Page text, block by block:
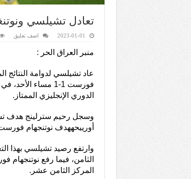
تعادل تشيلسي
2023-01-01 اضف تعليق
منبر العراق الحر :
عاد تشيلسي لدوامة النتائج
فورست 1-1 مساء
الدوري الإنجليزي الممتاز.
أورييحههدف نوتنجهام فورست
المركز الثامن عشر.